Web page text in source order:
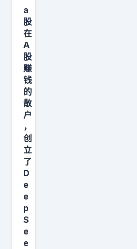
成
立
它
只
是
个
放
大
器
。
我
的
主
线
投
资
体
系
a
股
在
A
股
赚
钱
的
散
户
，
创
立
了
D
e
e
p
S
e
e